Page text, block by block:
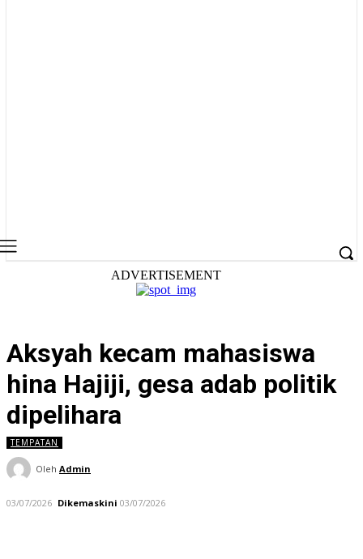
ADVERTISEMENT
Aksyah kecam mahasiswa
hina Hajiji, gesa adab politik
dipelihara
TEMPATAN
Oleh Admin
03/07/2026 Dikemaskini 03/07/2026